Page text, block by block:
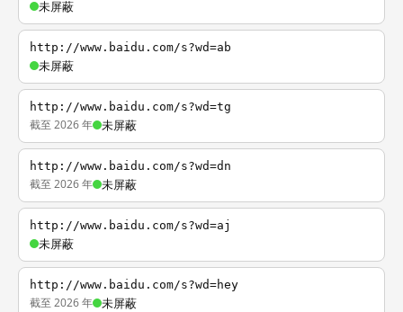
未屏蔽
http://www.baidu.com/s?wd=ab
未屏蔽
http://www.baidu.com/s?wd=tg
截至 2026 年 未屏蔽
http://www.baidu.com/s?wd=dn
截至 2026 年 未屏蔽
http://www.baidu.com/s?wd=aj
未屏蔽
http://www.baidu.com/s?wd=hey
截至 2026 年 未屏蔽